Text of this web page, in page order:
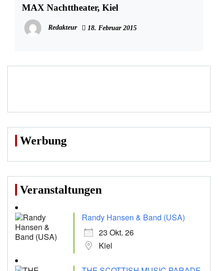
MAX Nachttheater, Kiel
Redakteur 18. Februar 2015
Werbung
Veranstaltungen
Randy Hansen & Band (USA)
23 Okt. 26
Kiel